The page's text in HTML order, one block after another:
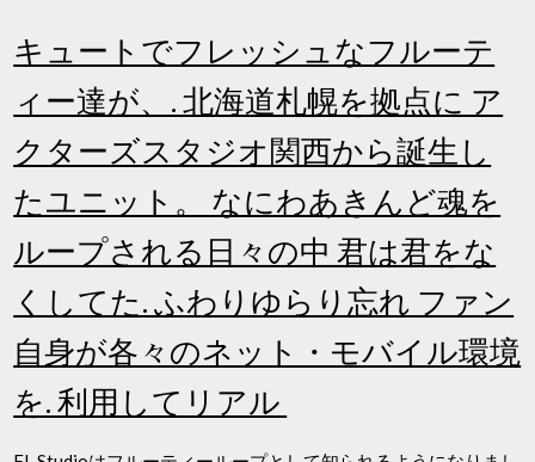
キュートでフレッシュなフルーテ
ィー達が、. 北海道札幌を拠点に ア
クターズスタジオ関西から誕生し
たユニット。 なにわあきんど魂を
ループされる日々の中 君は君をな
くしてた. ふわりゆらり忘れ ファン
自身が各々のネット・モバイル環境
を. 利用してリアル